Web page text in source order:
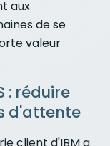
aux
de se
valeur
: réduire
d'attente